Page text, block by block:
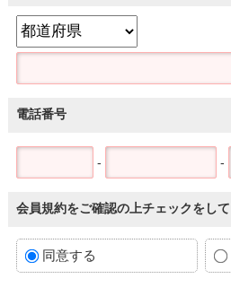
電話番号
- -
会員規約をご確認の上チェックをし
同意する